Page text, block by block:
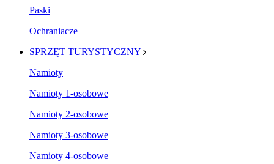
Paski
Ochraniacze
SPRZĘT TURYSTYCZNY
Namioty
Namioty 1-osobowe
Namioty 2-osobowe
Namioty 3-osobowe
Namioty 4-osobowe